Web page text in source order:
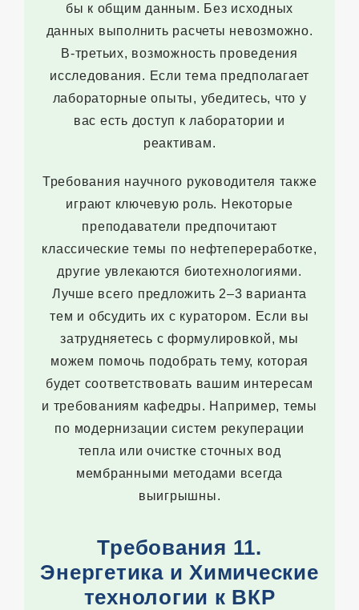
бы к общим данным. Без исходных
данных выполнить расчеты невозможно.
В-третьих, возможность проведения
исследования. Если тема предполагает
лабораторные опыты, убедитесь, что у
вас есть доступ к лаборатории и
реактивам.
Требования научного руководителя также
играют ключевую роль. Некоторые
преподаватели предпочитают
классические темы по нефтепереработке,
другие увлекаются биотехнологиями.
Лучше всего предложить 2–3 варианта
тем и обсудить их с куратором. Если вы
затрудняетесь с формулировкой, мы
можем помочь подобрать тему, которая
будет соответствовать вашим интересам
и требованиям кафедры. Например, темы
по модернизации систем рекуперации
тепла или очистке сточных вод
мембранными методами всегда
выигрышны.
Требования 11.
Энергетика и Химические
технологии к ВКР